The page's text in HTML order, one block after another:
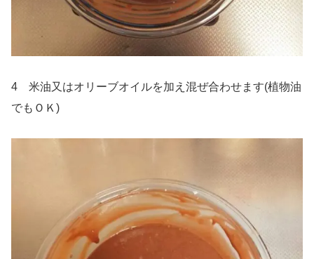
4 米油又はオリーブオイルを加え混ぜ合わせます(植物油
でもＯＫ)